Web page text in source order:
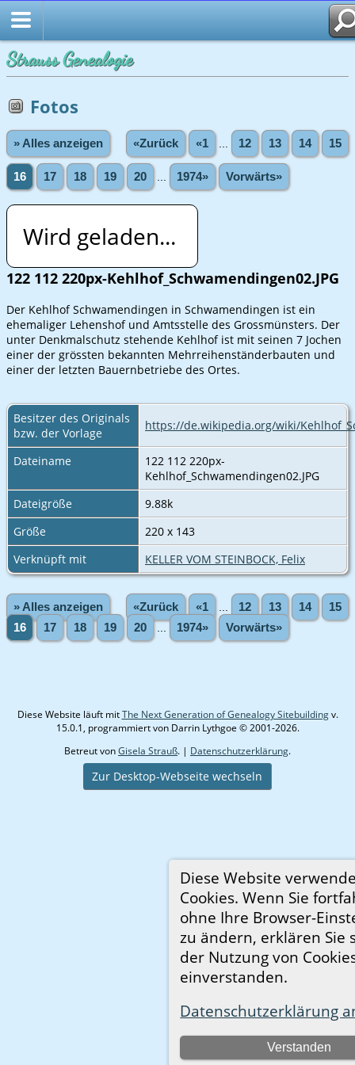
Strauss Genealogie
Diese Website
Cookies. Wenn Sie
ohne Ihre Browser-
zu ändern, erklären Sie
der Nutzung von
einverstanden.
Datenschutzerklärung
Verstanden
Fotos
» Alles anzeigen «Zurück «1 12 13 14 15
16 17 18 19 20 1974» Vorwärts»
Wird geladen...
122 112 220px-Kehlhof_Schwamendingen02.JPG
Der Kehlhof Schwamendingen in Schwamendingen ist ein
ehemaliger Lehenshof und Amtsstelle des Grossmünsters. Der
unter Denkmalschutz stehende Kehlhof ist mit seinen 7 Jochen
einer der grössten bekannten Mehrreihenständerbauten und
einer der letzten Bauernbetriebe des Ortes.
Besitzer des Originals
bzw. der Vorlage
https://de.wikipedia.org/wiki/
Dateiname
122 112 220px-
Kehlhof_Schwamendingen02.JPG
Dateigröße
9.88k
Größe
220 x 143
Verknüpft mit
KELLER VOM STEINBOCK, Felix
» Alles anzeigen «Zurück «1 12 13 14
15
16
17 18 19 20 1974» Vorwärts»
Diese Website läuft mitThe Next Generation of Genealogy Sitebuildingv.
15.0.1, programmiert von Darrin Lythgoe © 2001-2026.
Betreut vonGisela Strauß. | Datenschutzerklärung.
Zur Desktop-Webseite wechseln